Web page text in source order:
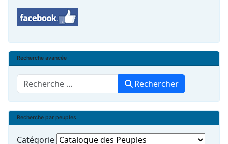
Recherche avancée
Rechercher Rechercher
Recherche par peuples
Catégorie